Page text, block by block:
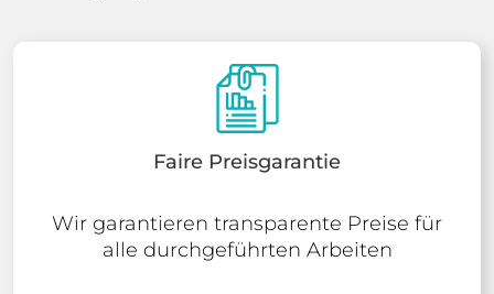
Faire Preisgarantie
Wir garantieren transparente Preise für
alle durchgeführten Arbeiten